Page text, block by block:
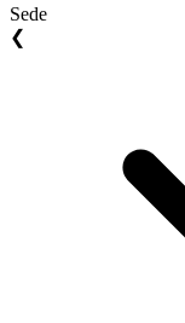
Sede
❮